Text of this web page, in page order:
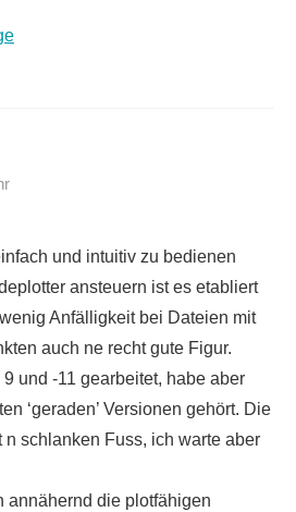
und intuitiv zu bedienen
ansteuern ist es etabliert
Anfälligkeit bei Dateien mit
auch ne recht gute Figur.
und -11 gearbeitet, habe aber
‘geraden’ Versionen gehört. Die
n schlanken Fuss, ich warte aber
annähernd die plotfähigen